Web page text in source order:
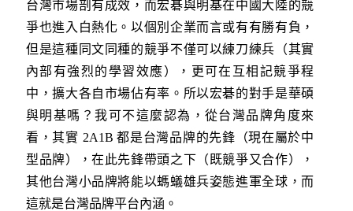
台灣市場剖有成效，而宏碁與明基在中國大陸的競
爭也進入白熱化。以個別企業而言或有有勝有負，
但是這種同文同種的競爭不僅可以練刀練兵（其實
內部有強烈的學習效應），更可在互相記競爭程
中，擴大各自市場佔有率。所以宏碁的對手是華碩
與明基嗎？我可不這麼認為，從台灣品牌角度來
看，其實 2A1B 都是台灣品牌的先鋒（現在屬於中
型品牌），在此先鋒帶頭之下（既競爭又合作），
其他台灣小品牌將能以螞蟻雄兵姿態進軍全球，而
這就是台灣品牌平台內涵。